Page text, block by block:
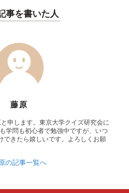
事を書いた人
藤原
申します。東京大学クイズ研究会に
学問も初心者で勉強中ですが、いつ
できたら嬉しいです。よろしくお願
の記事一覧へ